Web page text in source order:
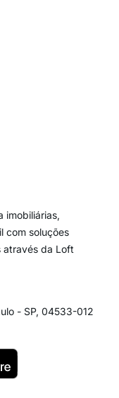
imobiliárias,
com soluções
através da Loft
- SP, 04533-012